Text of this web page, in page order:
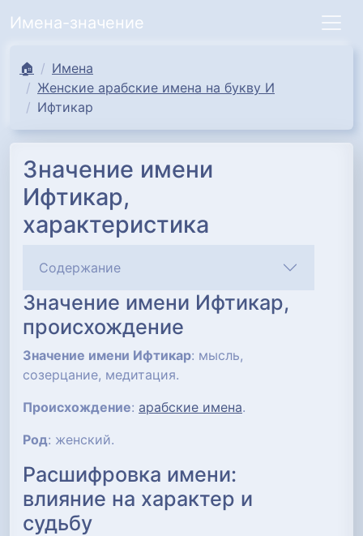
Имена-значение
🏠
Имена
Женские арабские имена на букву И
Ифтикар
Значение имени
Ифтикар,
характеристика
Содержание
Значение имени Ифтикар,
происхождение
Значение имени Ифтикар: мысль,
созерцание, медитация.
Происхождение: арабские имена.
Род: женский.
Расшифровка имени:
влияние на характер и
судьбу